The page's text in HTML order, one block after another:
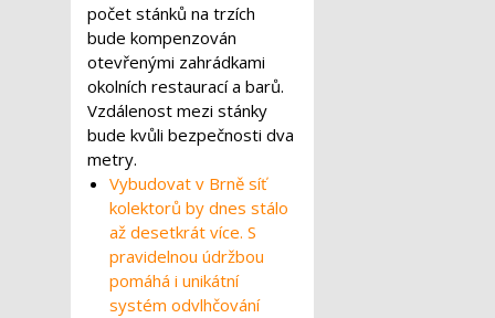
počet stánků na trzích
bude kompenzován
otevřenými zahrádkami
okolních restaurací a barů.
Vzdálenost mezi stánky
bude kvůli bezpečnosti dva
metry.
Vybudovat v Brně síť
kolektorů by dnes stálo
až desetkrát více. S
pravidelnou údržbou
pomáhá i unikátní
systém odvlhčování